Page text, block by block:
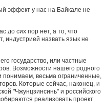
эффект у нас на Байкале не
до сих пор нет, а то, что
индустрией назвать язык не
государство, или частные
Возможности нашего родного
понимаем, весьма ограниченные,
Которые сейчас, наконец, и
"Чжунцзинсинь" и российского
реализовать проект